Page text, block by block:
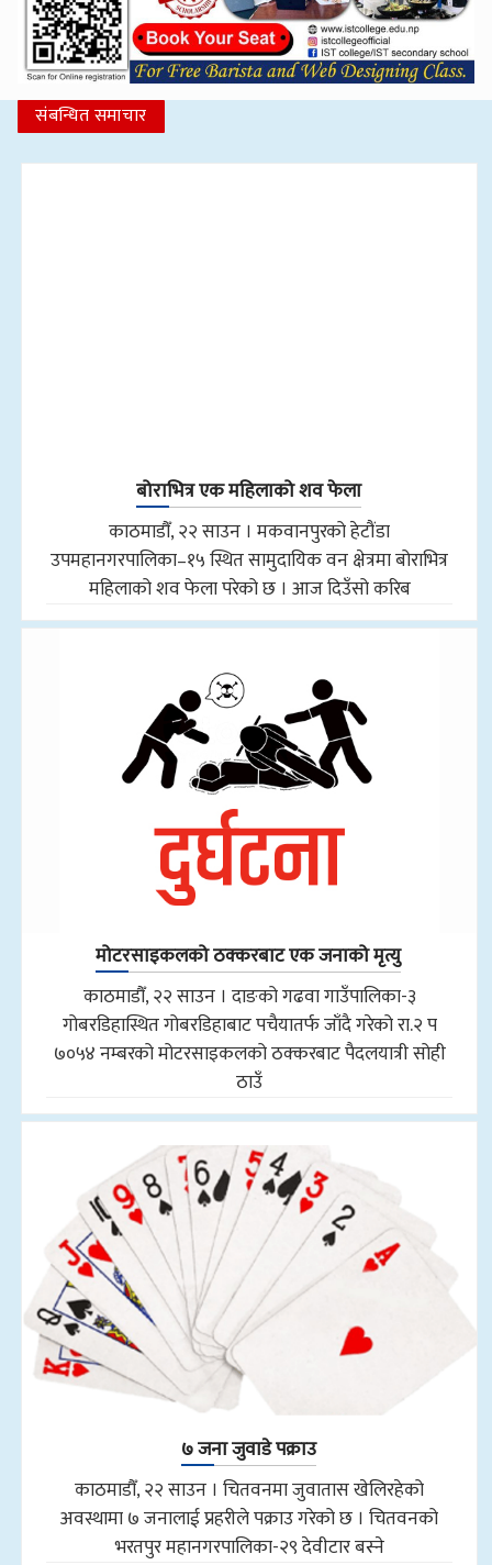
संबन्धित समाचार
बोराभित्र एक महिलाको शव फेला
काठमाडौँ, २२ साउन । मकवानपुरको हेटौंडा
उपमहानगरपालिका–१५ स्थित सामुदायिक वन क्षेत्रमा बोराभित्र
महिलाको शव फेला परेको छ । आज दिउँसो करिब
मोटरसाइकलको ठक्करबाट एक जनाको मृत्यु
काठमाडौँ, २२ साउन । दाङको गढवा गाउँपालिका-३
गोबरडिहास्थित गोबरडिहाबाट पचैयातर्फ जाँदै गरेको रा.२ प
७०५४ नम्बरको मोटरसाइकलको ठक्करबाट पैदलयात्री सोही
ठाउँ
७ जना जुवाडे पक्राउ
काठमाडौँ, २२ साउन । चितवनमा जुवातास खेलिरहेको
अवस्थामा ७ जनालाई प्रहरीले पक्राउ गरेको छ । चितवनको
भरतपुर महानगरपालिका-२९ देवीटार बस्ने